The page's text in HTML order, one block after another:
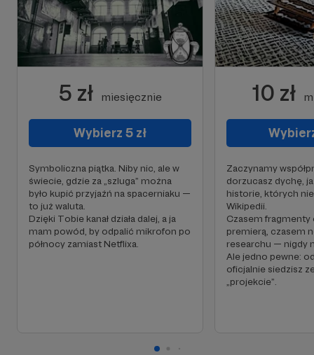
5 zł miesięcznie
Wybierz 5 zł
Symboliczna piątka. Niby nic, ale w
świecie, gdzie za „szluga” można
było kupić przyjaźń na spacerniaku —
to już waluta.
Dzięki Tobie kanał działa dalej, a ja
mam powód, by odpalić mikrofon po
północy zamiast Netflixa.
10 zł
Zaczynamy
dorzucasz dychę,
historie, których
Wikipedii.
Czasem
premierą, czasem
researchu — nigdy
Ale jedno pewne:
oficjalnie siedzisz
„projekcie”.